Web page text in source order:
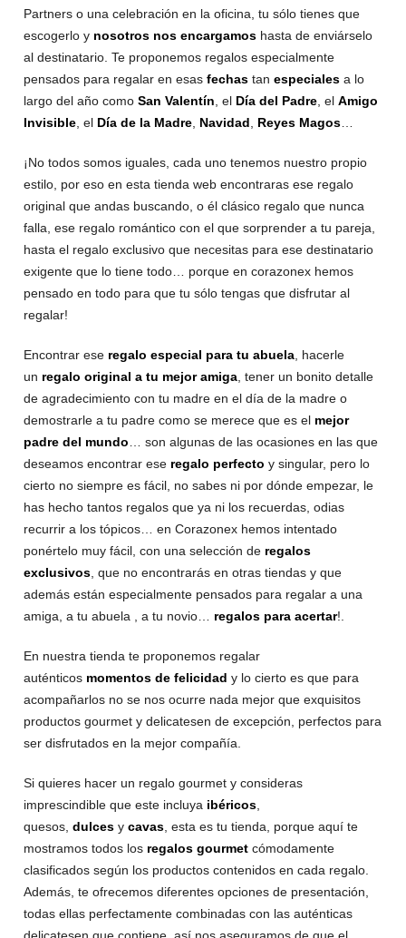
Partners o una celebración en la oficina, tu sólo tienes que
escogerlo y nosotros nos encargamos hasta de enviárselo
al destinatario. Te proponemos regalos especialmente
pensados para regalar en esasfechas tanespeciales a lo
largo del año comoSan Valentín , el Día del Padre , elAmigo
Invisible , el Día de la Madre Navidad Reyes Magos
¡No todos somos iguales, cada uno tenemos nuestro propio
estilo, por eso en esta tienda web encontraras ese regalo
original que andas buscando, o él clásico regalo que nunca
falla, ese regalo romántico con el que sorprender a tu pareja,
hasta el regalo exclusivo que necesitas para ese destinatario
exigente que lo tiene todo… porque en corazonex hemos
pensado en todo para que tu sólo tengas que disfrutar al
regalar!
Encontrar ese regalo especial para tu abuela , hacerle
un regalo original a tu mejor amiga , tener un bonito detalle
de agradecimiento con tu madre en el día de la madre o
demostrarle a tu padre como se merece que es el mejor
padre del mundo … son algunas de las ocasiones en las que
deseamos encontrar ese regalo perfecto y singular, pero lo
cierto no siempre es fácil, no sabes ni por dónde empezar, le
has hecho tantos regalos que ya ni los recuerdas, odias
recurrir a los tópicos… en Corazonex hemos intentado
ponértelo muy fácil, con una selección de regalos
exclusivos , que no encontrarás en otras tiendas y que
además están especialmente pensados para regalar a una
amiga, a tu abuela , a tu novio… regalos para acertar!.
En nuestra tienda te proponemos regalar
auténticos momentos de felicidad y lo cierto es que para
acompañarlos no se nos ocurre nada mejor que exquisitos
productos gourmet y delicatesen de excepción, perfectos para
ser disfrutados en la mejor compañía.
Si quieres hacer un regalo gourmet y consideras
imprescindible que este incluya ibéricos
quesos,dulces ycavas , esta es tu tienda, porque aquí te
mostramos todos los regalos gourmet cómodamente
clasificados según los productos contenidos en cada regalo.
Además, te ofrecemos diferentes opciones de presentación,
todas ellas perfectamente combinadas con las auténticas
delicatesen que contiene, así nos aseguramos de que el